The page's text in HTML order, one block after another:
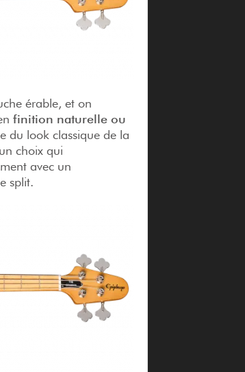
érable, et on
finition naturelle ou
du look classique de la
choix qui
avec un
split.